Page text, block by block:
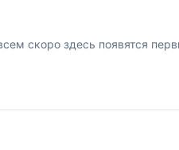
скоро здесь появятся